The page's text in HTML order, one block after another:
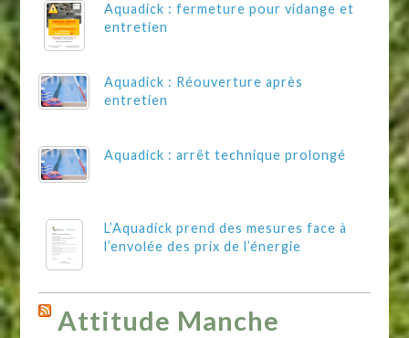
Aquadick : fermeture pour vidange et
entretien
Aquadick : Réouverture après
entretien
Aquadick : arrêt technique prolongé
L’Aquadick prend des mesures face à
l’envolée des prix de l’énergie
Attitude Manche